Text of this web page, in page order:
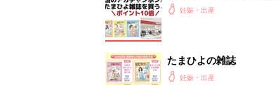
妊娠・出産
たまひよの雑誌
妊娠・出産